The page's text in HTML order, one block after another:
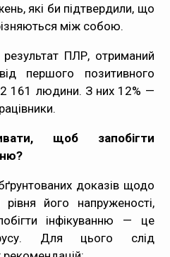
які би підтвердили, що
між собою.
ПЛР, отриманий
першого позитивного
2 161 людини. З них 12% —
щоб запобігти
доказів щодо
рівня його напруженості,
інфікуванню — це
Для цього слід